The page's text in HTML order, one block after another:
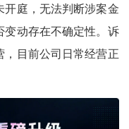
庭，无法判断涉案金
变动存在不确定性。诉
目前公司日常经营正